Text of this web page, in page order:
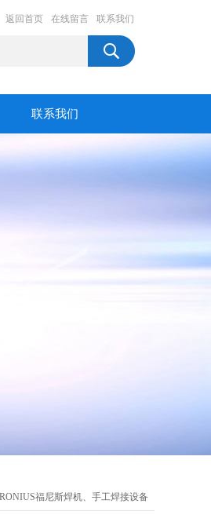
返回首页 在线留言 联系我们
联系我们
福尼斯焊机、手工焊接设备